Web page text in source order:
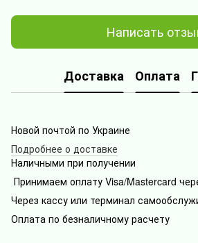
Написать
Доставка Оплата
Новой почтой по Украине
Подробнее о доставке
Наличными при получении
Принимаем оплату Visa/Mastercard
Через кассу или терминал
Оплата по безналичному расчету